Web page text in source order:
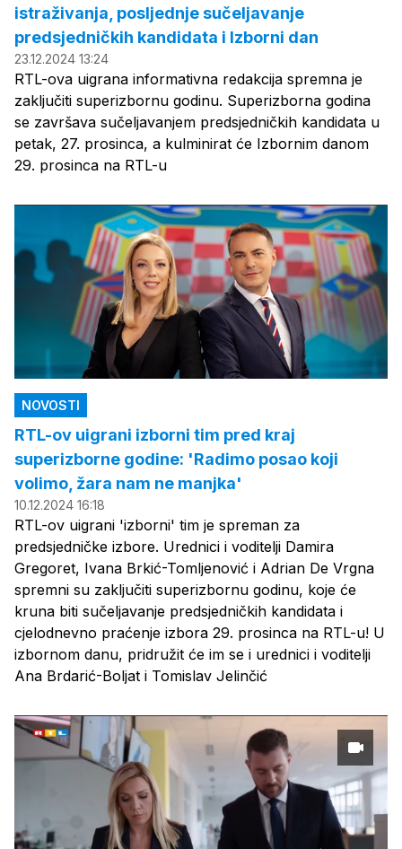
istraživanja, posljednje sučeljavanje
predsjedničkih kandidata i Izborni dan
23.12.2024 13:24
RTL-ova uigrana informativna redakcija spremna je
zaključiti superizbornu godinu. Superizborna godina
se završava sučeljavanjem predsjedničkih kandidata u
petak, 27. prosinca, a kulminirat će Izbornim danom
29. prosinca na RTL-u
NOVOSTI
RTL-ov uigrani izborni tim pred kraj
superizborne godine: 'Radimo posao koji
volimo, žara nam ne manjka'
10.12.2024 16:18
RTL-ov uigrani 'izborni' tim je spreman za
predsjedničke izbore. Urednici i voditelji Damira
Gregoret, Ivana Brkić-Tomljenović i Adrian De Vrgna
spremni su zaključiti superizbornu godinu, koje će
kruna biti sučeljavanje predsjedničkih kandidata i
cjelodnevno praćenje izbora 29. prosinca na RTL-u! U
izbornom danu, pridružit će im se i urednici i voditelji
Ana Brdarić-Boljat i Tomislav Jelinčić